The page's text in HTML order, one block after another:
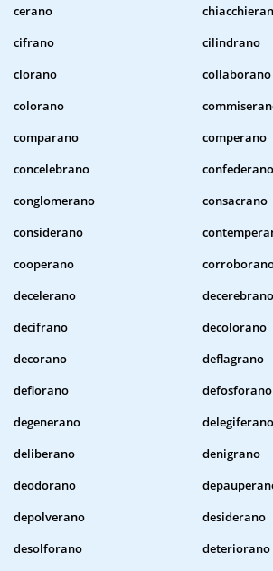
cerano
cifrano
cilindrano
clorano
collaborano
colorano
comparano
comperano
concelebrano
confederano
conglomerano
consacrano
considerano
cooperano
decelerano
decerebrano
decifrano
decolorano
decorano
deflagrano
deflorano
defosforano
degenerano
delegiferano
deliberano
denigrano
deodorano
depolverano
desiderano
desolforano
deteriorano